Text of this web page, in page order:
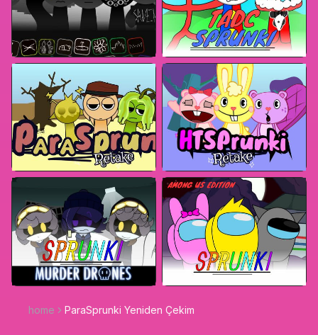
home ParaSprunki Yeniden Çekim